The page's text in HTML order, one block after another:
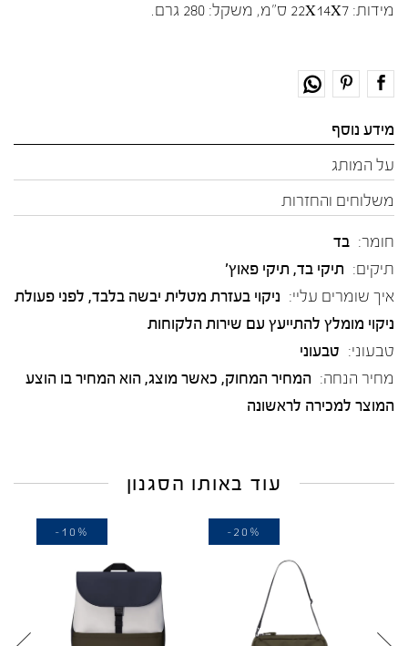
מידות: 22X14X7 ס"מ, משקל: 280 גרם.
מידע נוסף
על המותג
משלוחים והחזרות
חומר: בד
תיקים: תיקי בד, תיקי פאוץ'
איך שומרים עליי: ניקוי בעזרת מטלית יבשה בלבד, לפני פעולת
ניקוי מומלץ להתייעץ עם שירות הלקוחות
טבעוני: טבעוני
מחיר הנחה: המחיר המחוק, כאשר מוצג, הוא המחיר בו הוצע
המוצר למכירה לראשונה
עוד באותו הסגנון
-20%
-10%